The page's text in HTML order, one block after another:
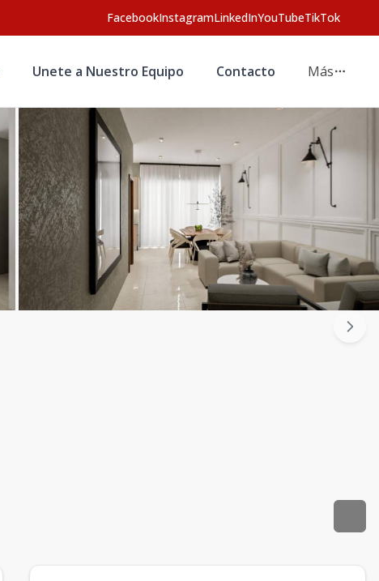
FacebookInstagramLinkedInYouTubeTikTok
Unete a Nuestro Equipo Contacto Más